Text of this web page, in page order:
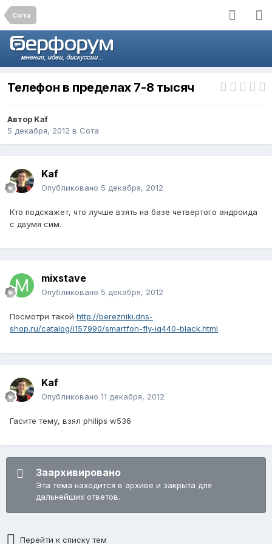
Сота
Телефон в пределах 7-8 тысяч
Автор Kaf
5 декабря, 2012 в Сота
Kaf
Опубликовано 5 декабря, 2012
Кто подскажет, что лучше взять на базе четвертого андроида
с двумя сим.
mixstave
Опубликовано 5 декабря, 2012
Посмотри такой http://berezniki.dns-
shop.ru/catalog/i157990/smartfon-fly-iq440-black.html
Kaf
Опубликовано 11 декабря, 2012
Гасите тему, взял philips w536
Заархивировано
Эта тема находится в архиве и закрыта для
дальнейших ответов.
Перейти к списку тем